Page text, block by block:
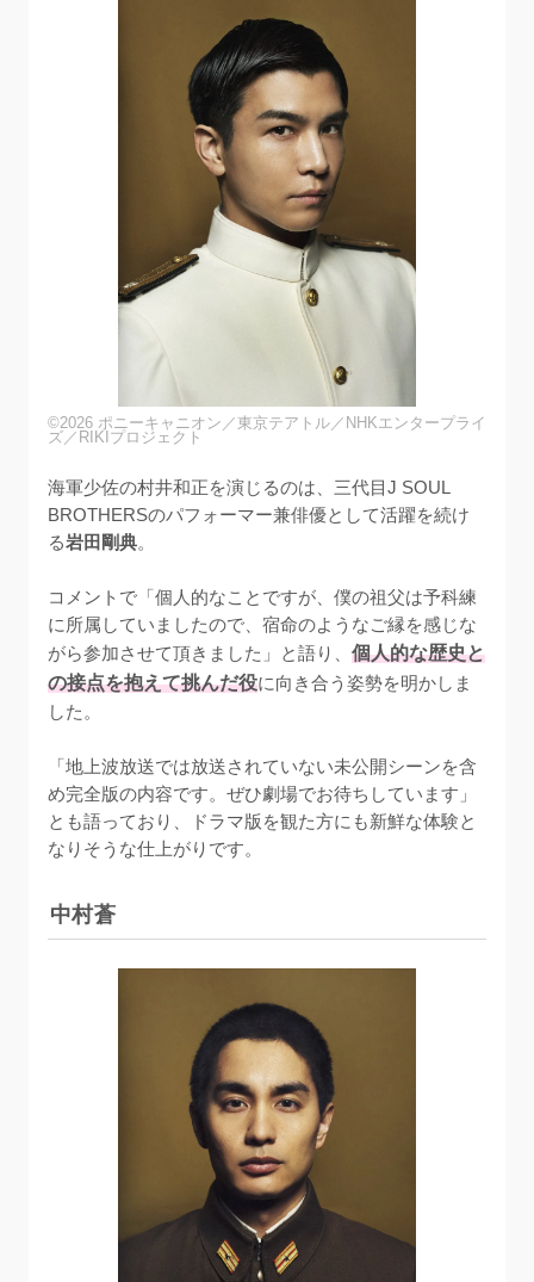
©2026 ポニーキャニオン／東京テアトル／NHKエンタープライ
ズ／RIKIプロジェクト
海軍少佐の村井和正を演じるのは、三代目J SOUL
BROTHERSのパフォーマー兼俳優として活躍を続け
る岩田剛典。
コメントで「個人的なことですが、僕の祖父は予科練
に所属していましたので、宿命のようなご縁を感じな
がら参加させて頂きました」と語り、 個人的な歴史と
の接点を抱えて挑んだ役に向き合う姿勢を明かしま
した。
「地上波放送では放送されていない未公開シーンを含
め完全版の内容です。ぜひ劇場でお待ちしています」
とも語っており、ドラマ版を観た方にも新鮮な体験と
なりそうな仕上がりです。
中村蒼